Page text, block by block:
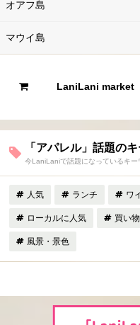
オアフ島
マウイ島
LaniLani market
「アパレル」話題の
今LaniLaniで話題になっているキー
人気 ランチ ワ
ローカルに人気 買い物
風景・景色